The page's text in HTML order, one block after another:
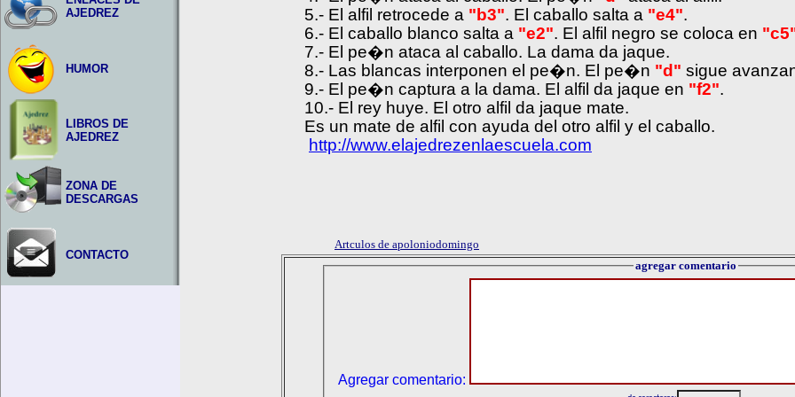
AJEDREZ
HUMOR
LIBROS DE
AJEDREZ
ZONA DE
DESCARGAS
CONTACTO
5.- El alfil retrocede a "b3". El caballo salta a "e4".
6.- El caballo blanco salta a "e2". El alfil negro se coloca en
7.- El pe�n ataca al caballo. La dama da jaque.
8.- Las blancas interponen el pe�n. El pe�n "d" sigue
9.- El pe�n captura a la dama. El alfil da jaque en "f2".
10.- El rey huye. El otro alfil da jaque mate.
Es un mate de alfil con ayuda del otro alfil y el caballo.
http://www.elajedrezenlaescuela.com
Artculos de apoloniodomingo
agregar comentario
Agregar comentario: